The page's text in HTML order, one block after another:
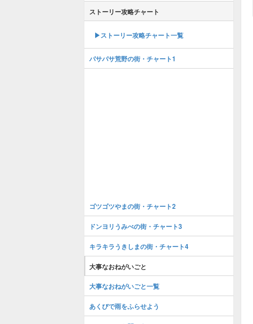
ストーリー攻略チャート
▶ストーリー攻略チャート一覧
パサパサ荒野の街・チャート1
ゴツゴツやまの街・チャート2
ドンヨリうみべの街・チャート3
キラキラうきしまの街・チャート4
大事なおねがいごと
大事なおねがいごと一覧
あくびで雨をふらせよう